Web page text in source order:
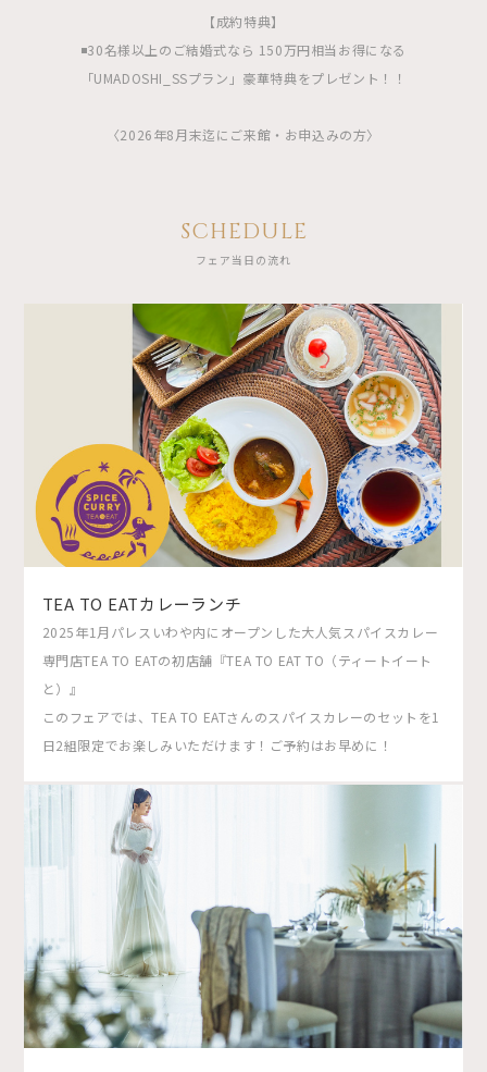
【成約特典】
◾️30名様以上のご結婚式なら 150万円相当お得になる
「UMADOSHI_SSプラン」豪華特典をプレゼント！！
〈2026年8月末迄にご来館・お申込みの方〉
SCHEDULE
フェア当日の流れ
TEA TO EATカレーランチ
2025年1月パレスいわや内にオープンした大人気スパイスカレー
専門店TEA TO EATの初店舗『TEA TO EAT TO（ティートイート
と）』
このフェアでは、TEA TO EATさんのスパイスカレーのセットを1
日2組限定でお楽しみいただけます！ご予約はお早めに！